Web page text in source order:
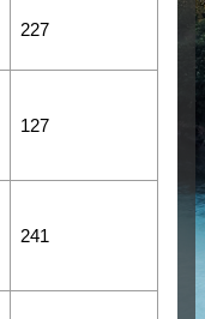
227
127
241